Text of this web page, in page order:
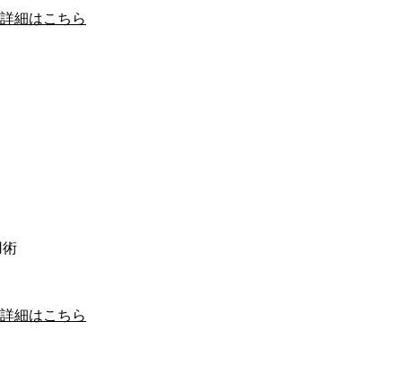
詳細はこちら
術
詳細はこちら